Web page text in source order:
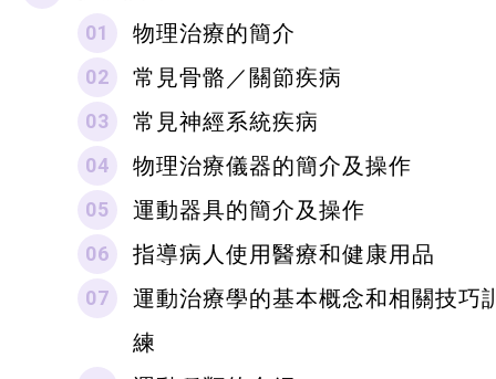
物理治療的簡介
常見骨骼／關節疾病
常見神經系統疾病
物理治療儀器的簡介及操作
運動器具的簡介及操作
指導病人使用醫療和健康用品
運動治療學的基本概念和相關技巧
練